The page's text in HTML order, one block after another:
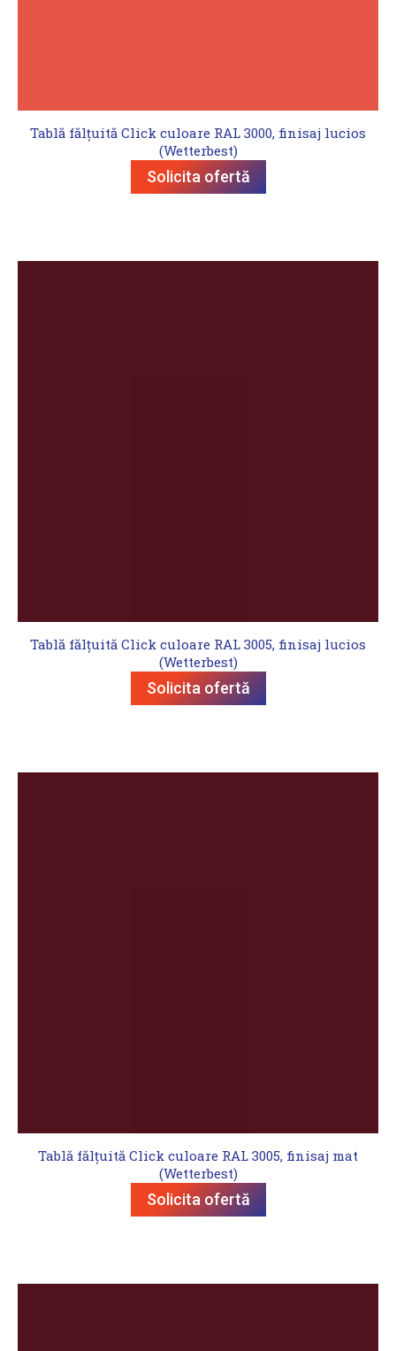
Tablă fălțuită Click culoare RAL 3000, finisaj lucios
(Wetterbest)
Solicita ofertă
Tablă fălțuită Click culoare RAL 3005, finisaj lucios
(Wetterbest)
Solicita ofertă
Tablă fălțuită Click culoare RAL 3005, finisaj mat
(Wetterbest)
Solicita ofertă